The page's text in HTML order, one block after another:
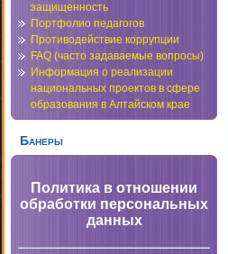
защищенность
Портфолио педагогов
Противодействие коррупции
FAQ (часто задаваемые вопросы)
Информация о реализации
национальных проектов в сфере
образования в Алтайском крае
Банеры
Политика в отношении
обработки персональных
данных